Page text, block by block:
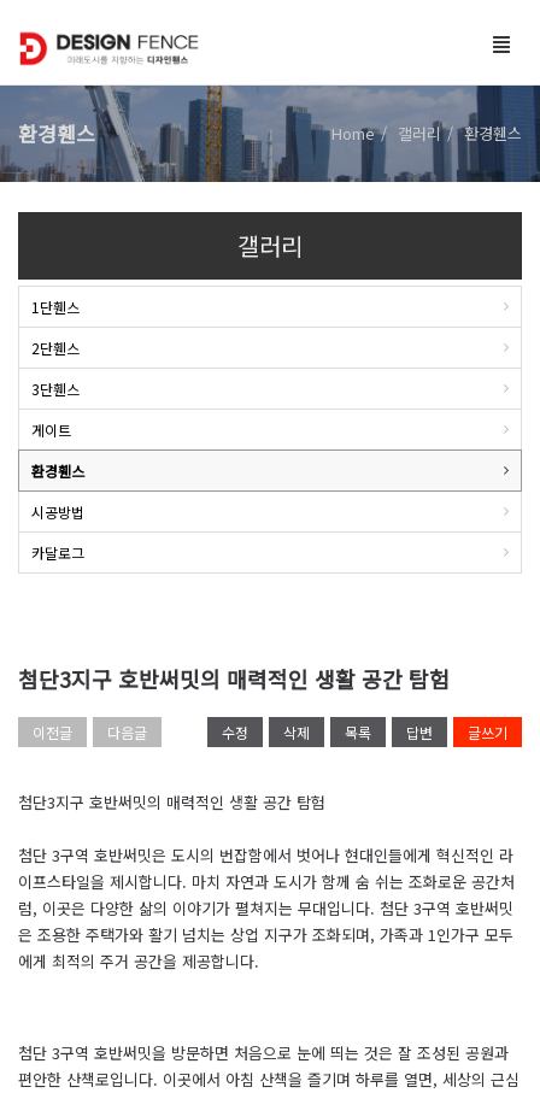
환경휀스 Home 갤러리 환경휀스
갤러리
1단휀스
2단휀스
3단휀스
게이트
환경휀스
시공방법
카달로그
첨단3지구 호반써밋의 매력적인 생활 공간 탐험
이전글 다음글 수정 삭제 목록 답변 글쓰기
첨단3지구 호반써밋의 매력적인 생활 공간 탐험
첨단 3구역 호반써밋은 도시의 번잡함에서 벗어나 현대인들에게 혁신적인 라
이프스타일을 제시합니다. 마치 자연과 도시가 함께 숨 쉬는 조화로운 공간처
럼, 이곳은 다양한 삶의 이야기가 펼쳐지는 무대입니다. 첨단 3구역 호반써밋
은 조용한 주택가와 활기 넘치는 상업 지구가 조화되며, 가족과 1인가구 모두
에게 최적의 주거 공간을 제공합니다.
첨단 3구역 호반써밋을 방문하면 처음으로 눈에 띄는 것은 잘 조성된 공원과
편안한 산책로입니다. 이곳에서 아침 산책을 즐기며 하루를 열면, 세상의 근심